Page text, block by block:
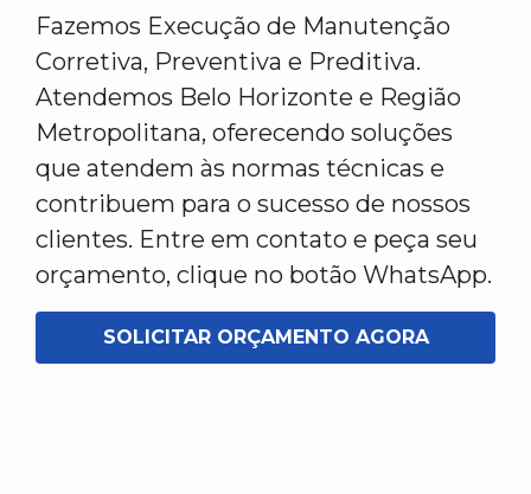
Fazemos Execução de Manutenção
Corretiva, Preventiva e Preditiva.
Atendemos Belo Horizonte e Região
Metropolitana, oferecendo soluções
que atendem às normas técnicas e
contribuem para o sucesso de nossos
clientes. Entre em contato e peça seu
orçamento, clique no botão WhatsApp.
SOLICITAR ORÇAMENTO AGORA